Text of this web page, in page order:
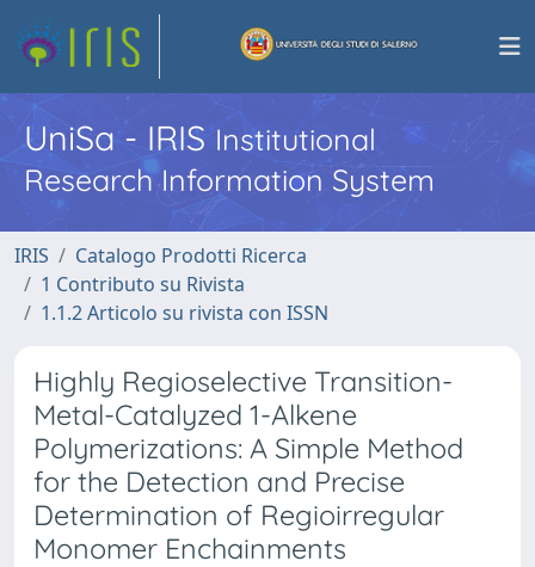
UniSa - IRISInstitutional
Research Information System
IRIS
Catalogo Prodotti Ricerca
1 Contributo su Rivista
1.1.2 Articolo su rivista con ISSN
Highly Regioselective Transition-
Metal-Catalyzed 1-Alkene
Polymerizations: A Simple Method
for the Detection and Precise
Determination of Regioirregular
Monomer Enchainments